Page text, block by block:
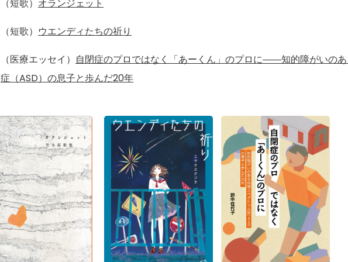
（短歌） オランジェット
（短歌） ウエンディたちの祈り
（医療エッセイ） 自閉症のプロではなく「あーくん」のプロに――知的障がいの
症（ASD）の息子と歩んだ20年